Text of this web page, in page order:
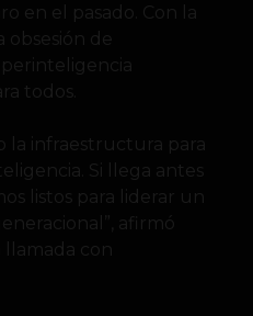
en el pasado. Con la
obsesión de
todos.
la infraestructura para
Si llega antes
listos para liderar un
afirmó
con